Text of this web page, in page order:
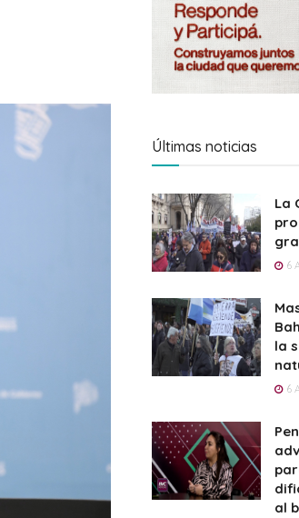
Últimas noticias
La
6
la
6
al